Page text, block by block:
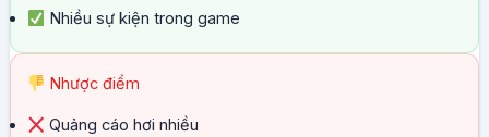
Nhiều sự kiện trong game
Nhược điểm
Quảng cáo hơi nhiều